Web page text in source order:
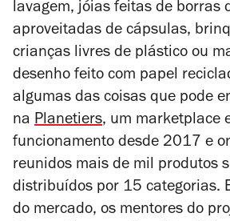
lavagem, jóias feitas de borras
aproveitadas de cápsulas,
crianças livres de plástico ou
desenho feito com papel
algumas das coisas que pode
na Planetiers, um marketplace
funcionamento desde 2017 e
reunidos mais de mil produtos
distribuídos por 15 categorias.
do mercado, os mentores do